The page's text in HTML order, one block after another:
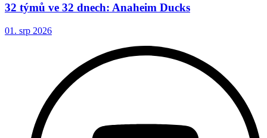
32 týmů ve 32 dnech: Anaheim Ducks
01. srp 2026